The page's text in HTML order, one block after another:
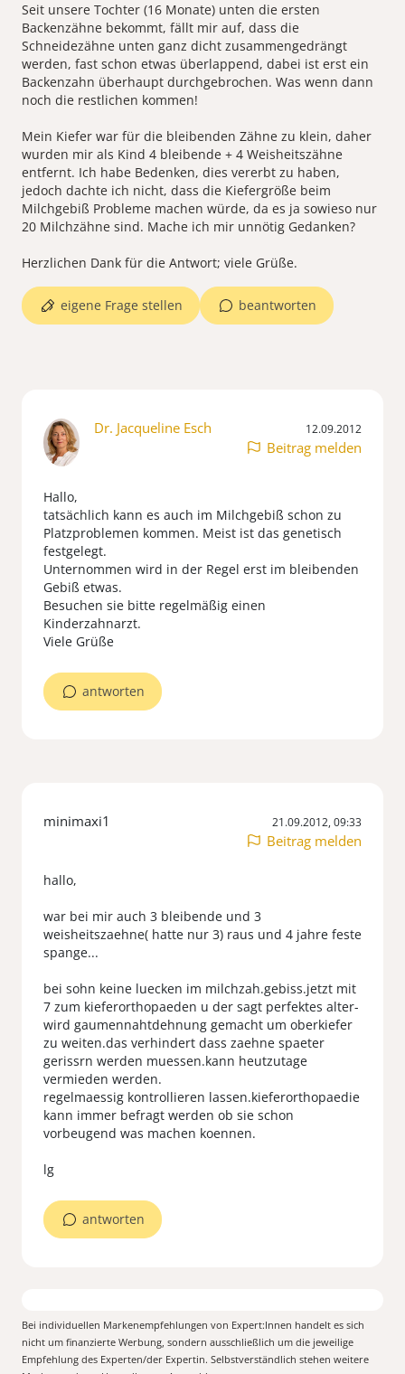
Seit unsere Tochter (16 Monate) unten die ersten
Backenzähne bekommt, fällt mir auf, dass die
Schneidezähne unten ganz dicht zusammengedrängt
werden, fast schon etwas überlappend, dabei ist erst ein
Backenzahn überhaupt durchgebrochen. Was wenn dann
noch die restlichen kommen!
Mein Kiefer war für die bleibenden Zähne zu klein, daher
wurden mir als Kind 4 bleibende + 4 Weisheitszähne
entfernt. Ich habe Bedenken, dies vererbt zu haben,
jedoch dachte ich nicht, dass die Kiefergröße beim
Milchgebiß Probleme machen würde, da es ja sowieso nur
20 Milchzähne sind. Mache ich mir unnötig Gedanken?
Herzlichen Dank für die Antwort; viele Grüße.
beantworten
eigene Frage stellen
Dr. Jacqueline Esch 12.09.2012
Beitrag melden
Hallo,
tatsächlich kann es auch im Milchgebiß schon zu
Platzproblemen kommen. Meist ist das genetisch
festgelegt.
Unternommen wird in der Regel erst im bleibenden
Gebiß etwas.
Besuchen sie bitte regelmäßig einen
Kinderzahnarzt.
Viele Grüße
antworten
minimaxi1 21.09.2012, 09:33
Beitrag melden
hallo,
war bei mir auch 3 bleibende und 3
weisheitszaehne( hatte nur 3) raus und 4 jahre feste
spange...
bei sohn keine luecken im milchzah.gebiss.jetzt mit
7 zum kieferorthopaeden u der sagt perfektes alter-
wird gaumennahtdehnung gemacht um oberkiefer
zu weiten.das verhindert dass zaehne spaeter
gerissrn werden muessen.kann heutzutage
vermieden werden.
regelmaessig kontrollieren lassen.kieferorthopaedie
kann immer befragt werden ob sie schon
vorbeugend was machen koennen.
lg
antworten
Bei individuellen Markenempfehlungen von Expert:Innen handelt es sich
nicht um finanzierte Werbung, sondern ausschließlich um die jeweilige
Empfehlung des Experten/der Expertin. Selbstverständlich stehen weitere